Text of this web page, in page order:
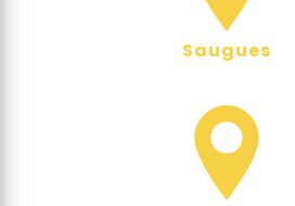
Saugues